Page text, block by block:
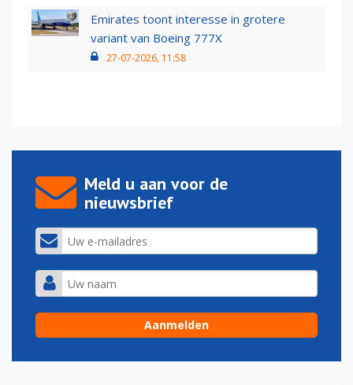
Emirates toont interesse in grotere
variant van Boeing 777X
27-07-2026, 11:58
Meld u aan voor de
nieuwsbrief